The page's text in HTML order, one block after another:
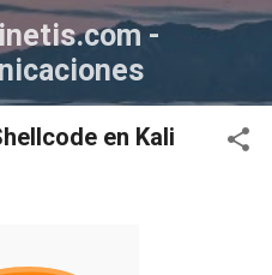
-
en Kali